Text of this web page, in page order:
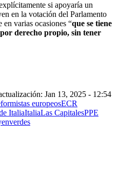
si apoyaría un
en la votación del Parlamento
en varias ocasiones “que se tiene
derecho propio, sin tener
Jan 13, 2025 - 12:54
europeosECR
ItaliaItaliaLas CapitalesPPE
verdes